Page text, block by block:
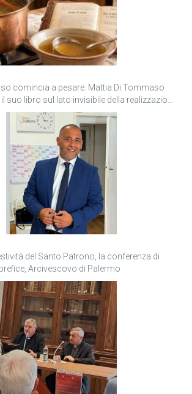
comincia a pesare: Mattia Di Tommaso
suo libro sul lato invisibile della realizzazione
del Santo Patrono, la conferenza di
Arcivescovo di Palermo